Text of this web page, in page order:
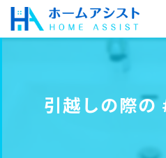
引越しの際の